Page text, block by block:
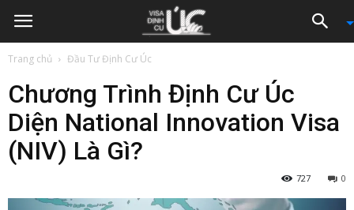
Trang chủ Đầu Tư Định Cư Úc
Chương Trình Định Cư Úc
Diện National Innovation Visa
(NIV) Là Gì?
0
727